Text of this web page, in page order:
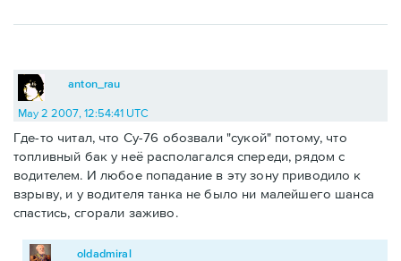
anton_rau
May 2 2007, 12:54:41 UTC
Где-то читал, что Су-76 обозвали "сукой" потому, что
топливный бак у неё располагался спереди, рядом с
водителем. И любое попадание в эту зону приводило к
взрыву, и у водителя танка не было ни малейшего шанса
спастись, сгорали заживо.
oldadmiral